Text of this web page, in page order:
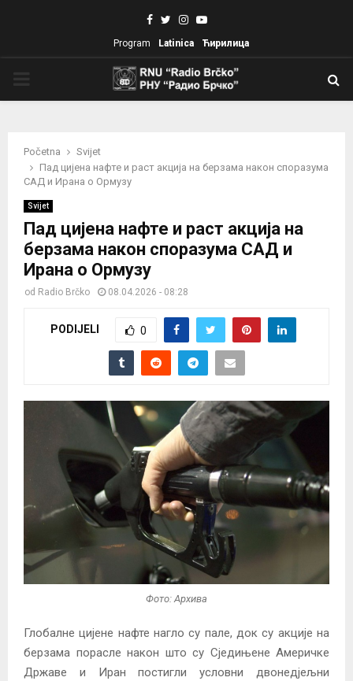
Facebook
TwitterInstagram
Youtube
Program Latinica Ћирилица
Početna
Svijet
Пад цијена нафте и раст акција на берзама након споразума
САД и Ирана о Ормузу
Svijet
Пад цијена нафте и раст акција на
берзама након споразума САД и
Ирана о Ормузу
od Radio Brčko 08.04.2026 - 08:28
PODIJELI 0
Фото: Архива
Глобалне цијене нафте нагло су пале, док су акције на
берзама порасле након што су Сједињене Америчке
Државе и Иран постигли условни двонедјељни